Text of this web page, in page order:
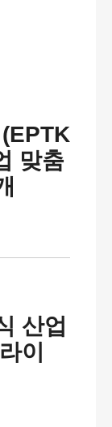
맞춤
산업
이